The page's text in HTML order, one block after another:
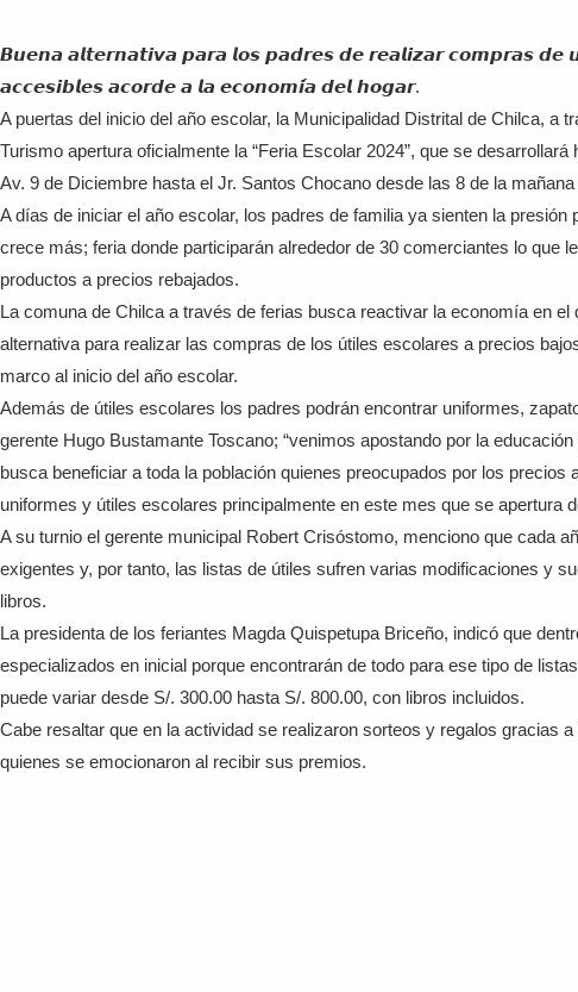
𝘽𝙪𝙚𝙣𝙖 𝙖𝙡𝙩𝙚𝙧𝙣𝙖𝙩𝙞𝙫𝙖 𝙥𝙖𝙧𝙖 𝙡𝙤𝙨 𝙥𝙖𝙙𝙧𝙚𝙨 𝙙𝙚 𝙧𝙚𝙖𝙡𝙞𝙯𝙖𝙧 𝙘𝙤𝙢𝙥𝙧𝙖𝙨 𝙙𝙚
𝙖𝙘𝙘𝙚𝙨𝙞𝙗𝙡𝙚𝙨 𝙖𝙘𝙤𝙧𝙙𝙚 𝙖 𝙡𝙖 𝙚𝙘𝙤𝙣𝙤𝙢𝙞́𝙖 𝙙𝙚𝙡 𝙝𝙤𝙜𝙖𝙧.
A puertas del inicio del año escolar, la Municipalidad Distrital de Chilca, a
Turismo apertura oficialmente la “Feria Escolar 2024”, que se
Av. 9 de Diciembre hasta el Jr. Santos Chocano desde las 8 de la
A días de iniciar el año escolar, los padres de familia ya sienten la
crece más; feria donde participarán alrededor de 30 comerciantes lo que
productos a precios rebajados.
La comuna de Chilca a través de ferias busca reactivar la economía en
alternativa para realizar las compras de los útiles escolares a precios
marco al inicio del año escolar.
Además de útiles escolares los padres podrán encontrar uniformes,
gerente Hugo Bustamante Toscano; “venimos apostando por la
busca beneficiar a toda la población quienes preocupados por los
uniformes y útiles escolares principalmente en este mes que se apertura
A su turnio el gerente municipal Robert Crisóstomo, menciono que cada
exigentes y, por tanto, las listas de útiles sufren varias modificaciones y
libros.
La presidenta de los feriantes Magda Quispetupa Briceño, indicó que
especializados en inicial porque encontrarán de todo para ese tipo de
puede variar desde S/. 300.00 hasta S/. 800.00, con libros incluidos.
Cabe resaltar que en la actividad se realizaron sorteos y regalos gracias
quienes se emocionaron al recibir sus premios.